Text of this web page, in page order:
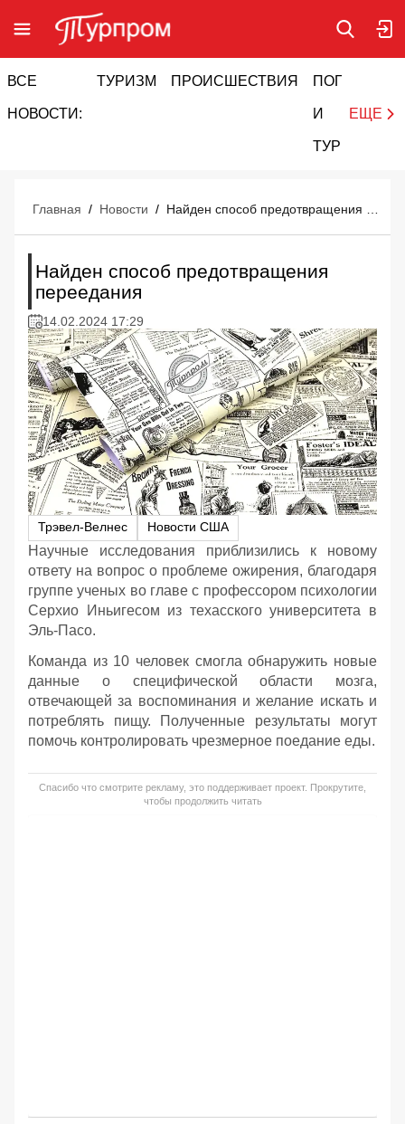
ВСЕ
НОВОСТИ:
ТУРИЗМ ПРОИСШЕСТВИЯ ПОГОДА
И
ТУРИЗМ
ЕЩЕ
Главная / Новости /
Найден способ предотвращения
переедания
14.02.2024 17:29
Трэвел-Велнес Новости США
Научные исследования приблизились к новому
ответу на вопрос о проблеме ожирения, благодаря
группе ученых во главе с профессором психологии
Серхио Иньигесом из техасского университета в
Эль-Пасо.
Команда из 10 человек смогла обнаружить новые
данные о специфической области мозга,
отвечающей за воспоминания и желание искать и
потреблять пищу. Полученные результаты могут
помочь контролировать чрезмерное поедание еды.
Спасибо что смотрите рекламу, это поддерживает проект. Прокрутите,
чтобы продолжить читать